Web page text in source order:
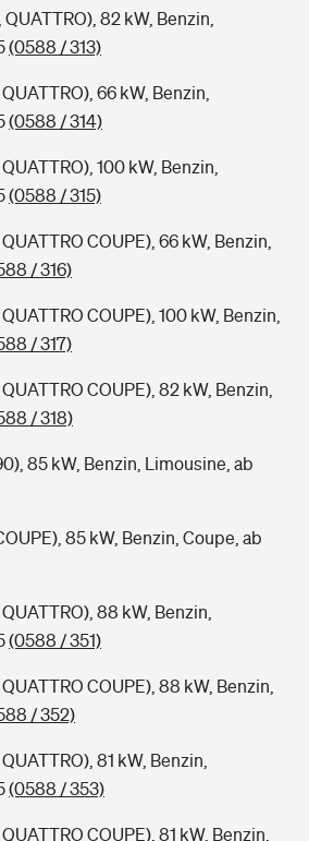
82 kW, Benzin,
(0588 / 313)
66 kW, Benzin,
(0588 / 314)
100 kW, Benzin,
(0588 / 315)
COUPE), 66 kW, Benzin,
/ 316)
COUPE), 100 kW, Benzin,
/ 317)
COUPE), 82 kW, Benzin,
/ 318)
85 kW, Benzin, Limousine, ab
85 kW, Benzin, Coupe, ab
88 kW, Benzin,
(0588 / 351)
COUPE), 88 kW, Benzin,
/ 352)
81 kW, Benzin,
(0588 / 353)
COUPE), 81 kW, Benzin,